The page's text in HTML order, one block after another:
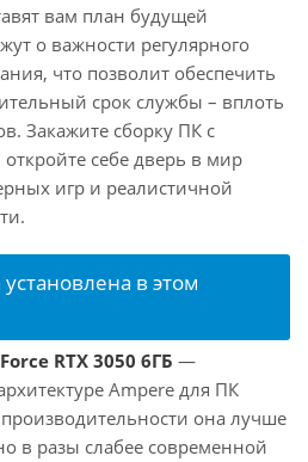
вам план будущей
о важности регулярного
что позволит обеспечить
срок службы – вплоть
Закажите сборку ПК с
себе дверь в мир
игр и реалистичной
в этом
RTX 3050 6ГБ —
Ampere для ПК
она лучше
в разы слабее современной